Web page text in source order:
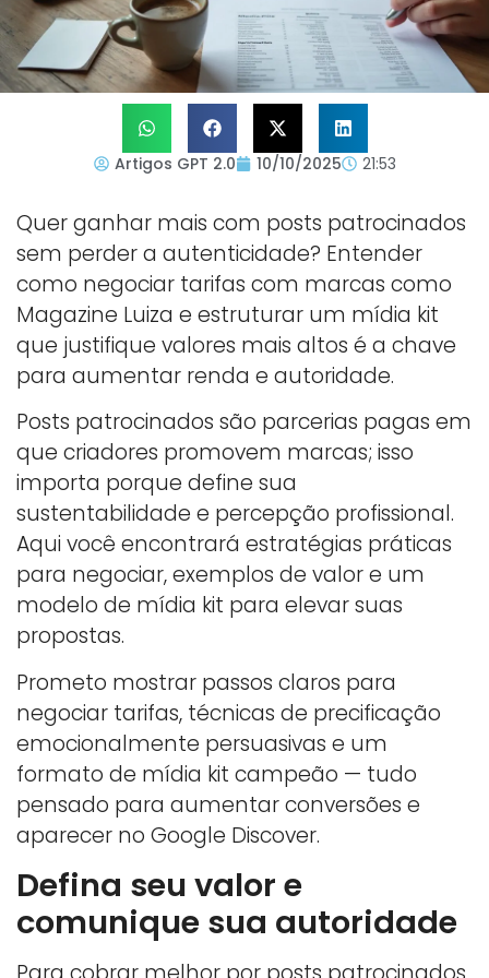
Artigos GPT 2.0 10/10/2025 21:53
Quer ganhar mais com posts patrocinados
sem perder a autenticidade? Entender
como negociar tarifas com marcas como
Magazine Luiza e estruturar um mídia kit
que justifique valores mais altos é a chave
para aumentar renda e autoridade.
Posts patrocinados são parcerias pagas em
que criadores promovem marcas; isso
importa porque define sua
sustentabilidade e percepção profissional.
Aqui você encontrará estratégias práticas
para negociar, exemplos de valor e um
modelo de mídia kit para elevar suas
propostas.
Prometo mostrar passos claros para
negociar tarifas, técnicas de precificação
emocionalmente persuasivas e um
formato de mídia kit campeão — tudo
pensado para aumentar conversões e
aparecer no Google Discover.
Defina seu valor e
comunique sua autoridade